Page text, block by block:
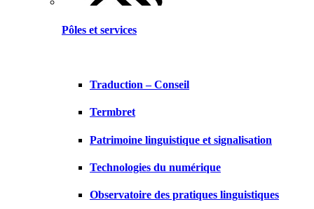
Pôles et services
Traduction – Conseil
Termbret
Patrimoine linguistique et signalisation
Technologies du numérique
Observatoire des pratiques linguistiques